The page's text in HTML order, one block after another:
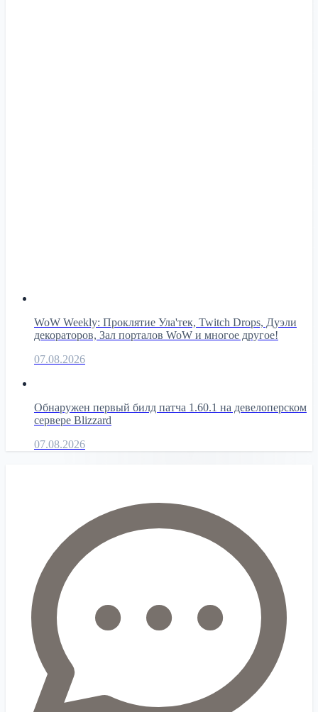
WoW Weekly: Проклятие Ула'тек, Twitch Drops, Дуэли
декораторов, Зал порталов WoW и многое другое!
07.08.2026
Обнаружен первый билд патча 1.60.1 на девелоперском
сервере Blizzard
07.08.2026